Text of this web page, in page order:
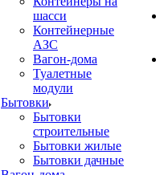
шасси
Контейнерные
АЗС
Вагон-дома
Туалетные
модули
Бытовки
Бытовки
строительные
Бытовки жилые
Бытовки дачные